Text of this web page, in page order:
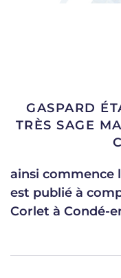
GASPARD
TRÈS SAGE
ainsi commence
est publié à
Corlet à Condé-